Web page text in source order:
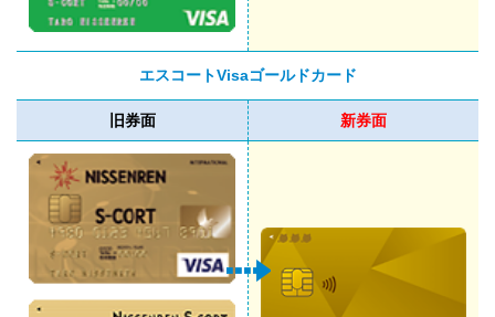
エスコートVisaゴールドカード
旧券面 新券面